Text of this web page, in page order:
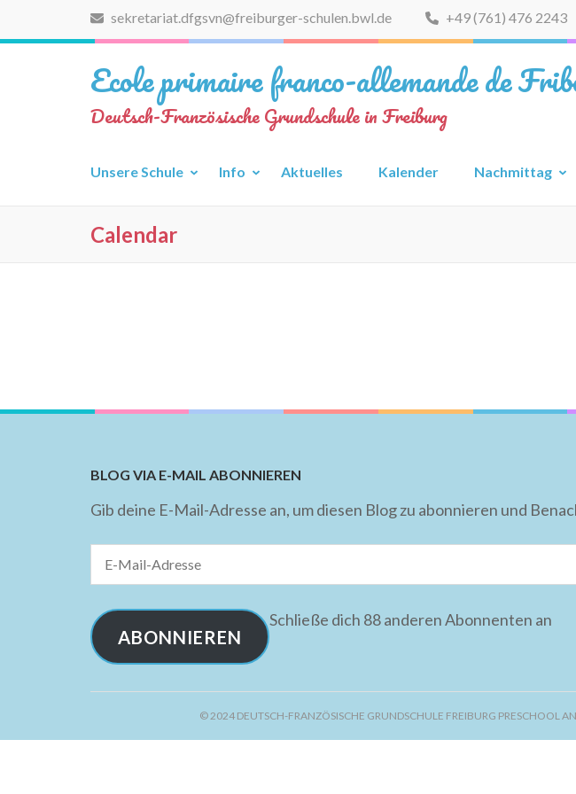
(Eingabetaste
sekretariat.dfgsvn@freiburger-schulen.bwl.de +49 (761) 476 2243
Ecole primaire franco-allemande de
Deutsch-Französische Grundschule in Freiburg
Unsere Schule Info Aktuelles Kalender Nachmittag
Calendar
BLOG VIA E-MAIL ABONNIEREN
Gib deine E-Mail-Adresse an, um diesen Blog zu abonnieren und
Mail-
ABONNIEREN
Schließe dich 88 anderen Abonnenten an
© 2024 DEUTSCH-FRANZÖSISCHE GRUNDSCHULE FREIBURG PRESCHOOL